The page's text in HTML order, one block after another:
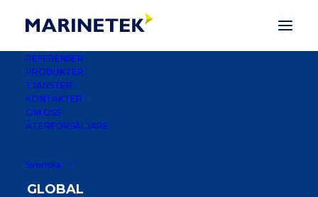
REFERENSER
PRODUKTER
TJÄNSTER
KONTAKTER
OM OSS
ÅTERFÖRSÄLJARE
Svenska